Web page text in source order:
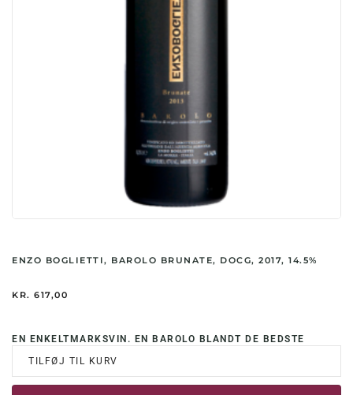
ENZO BOGLIETTI, BAROLO BRUNATE, DOCG, 2017, 14.5%
KR. 617,00
EN ENKELTMARKSVIN. EN BAROLO BLANDT DE BEDSTE
TILFØJ TIL KURV